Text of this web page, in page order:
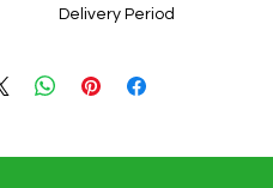
Delivery Period